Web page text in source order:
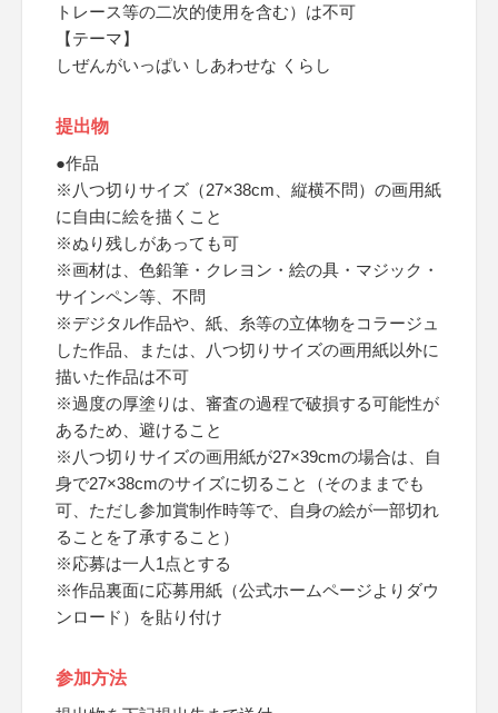
トレース等の二次的使用を含む）は不可
【テーマ】
しぜんがいっぱい しあわせな くらし
提出物
●作品
※八つ切りサイズ（27×38cm、縦横不問）の画用紙
に自由に絵を描くこと
※ぬり残しがあっても可
※画材は、色鉛筆・クレヨン・絵の具・マジック・
サインペン等、不問
※デジタル作品や、紙、糸等の立体物をコラージュ
した作品、または、八つ切りサイズの画用紙以外に
描いた作品は不可
※過度の厚塗りは、審査の過程で破損する可能性が
あるため、避けること
※八つ切りサイズの画用紙が27×39cmの場合は、自
身で27×38cmのサイズに切ること（そのままでも
可、ただし参加賞制作時等で、自身の絵が一部切れ
ることを了承すること）
※応募は一人1点とする
※作品裏面に応募用紙（公式ホームページよりダウ
ンロード）を貼り付け
参加方法